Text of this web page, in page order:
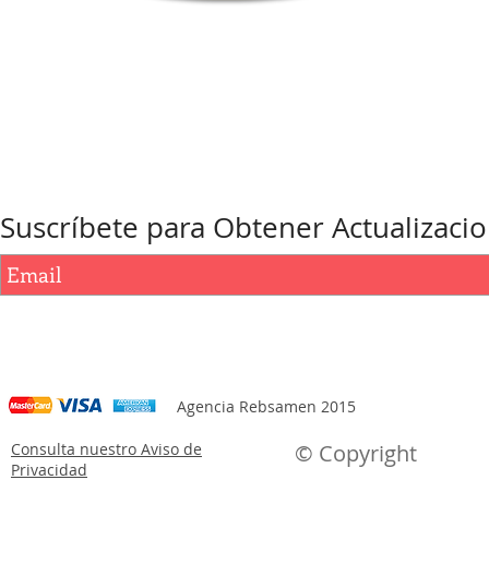
Suscríbete para Obtener
Agencia Rebsamen 2015
Consulta nuestro Aviso de
Privacidad
© Copyright